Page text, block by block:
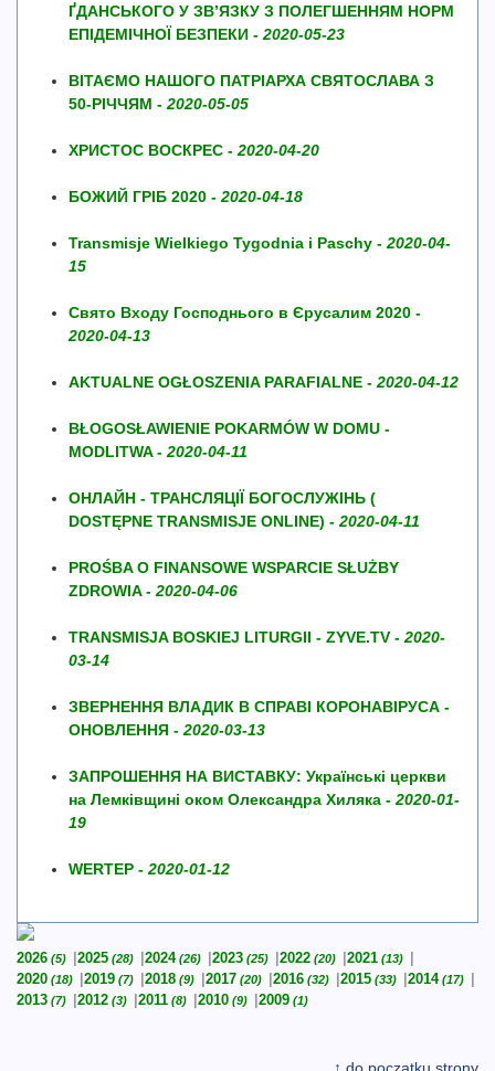
ҐДАНСЬКОГО У ЗВ’ЯЗКУ З ПОЛЕГШЕННЯМ НОРМ
ЕПІДЕМІЧНОЇ БЕЗПЕКИ - 2020-05-23
ВІТАЄМО НАШОГО ПАТРІАРХА СВЯТОСЛАВА З
50-РІЧЧЯМ - 2020-05-05
ХРИСТОС ВОСКРЕС - 2020-04-20
БОЖИЙ ГРІБ 2020 - 2020-04-18
Transmisje Wielkiego Tygodnia i Paschy - 2020-04-
15
Свято Входу Господнього в Єрусалим 2020 -
2020-04-13
AKTUALNE OGŁOSZENIA PARAFIALNE - 2020-04-12
BŁOGOSŁAWIENIE POKARMÓW W DOMU -
MODLITWA - 2020-04-11
ОНЛАЙН - ТРАНСЛЯЦІЇ БОГОСЛУЖІНЬ (
DOSTĘPNE TRANSMISJE ONLINE) - 2020-04-11
PROŚBA O FINANSOWE WSPARCIE SŁUŻBY
ZDROWIA - 2020-04-06
TRANSMISJA BOSKIEJ LITURGII - ZYVE.TV - 2020-
03-14
ЗВЕРНЕННЯ ВЛАДИК В СПРАВІ КОРОНАВІРУСА -
ОНОВЛЕННЯ - 2020-03-13
ЗАПРОШЕННЯ НА ВИСТАВКУ: Українські церкви
на Лемківщині оком Олександра Хиляка - 2020-01-
19
WERTEP - 2020-01-12
2026 (5) 2025 (28) 2024(26) 2023 (25) 2022 (20) 2021 (13)
2020 (18) 2019 (7) 2018 (9) 2017 (20) 2016 (32) 2015 (33) 2014(17)
2013 (7) 2012 (3) 2011 (8) 2010 (9) 2009 (1)